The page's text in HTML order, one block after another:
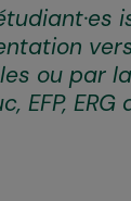
par la
EFP,